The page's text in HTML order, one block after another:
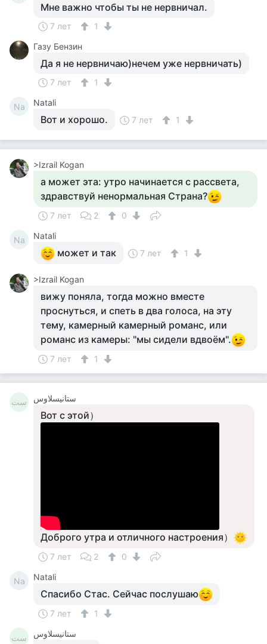
Мне важно чтобы ты не нервничал.
7 лет
1
Газу Бензин
Да я не нервничаю)нечем уже нервничать)
7 лет 1
Na Natali
Вот и хорошо. 7 лет 1
>Izrail Kogan
а может эта: утро начинается с рассвета,
здравствуй ненормальная Страна?
7 лет 2 0
Na Natali
может и так 7 лет 1
>Izrail Kogan
вижу поняла, тогда можно вместе
проснуться, и спеть в два голоса, на эту
тему, камерный камерный романс, или
романс из камеры: "мы сидели вдвоём".
7 лет 1
ست ستانيسلاوس
Вот с этой）
Доброго утра и отличного настроения）
7 лет 2 0
Na Natali
Спасибо Стас. Сейчас послушаю
7 лет 1
ست ستانيسلاوس